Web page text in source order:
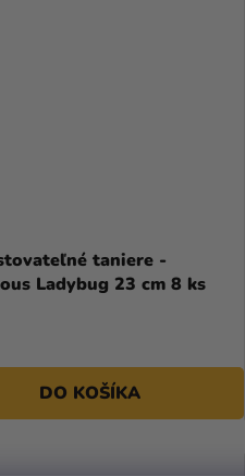
taniere -
Ladybug 23 cm 8 ks
DO KOŠÍKA